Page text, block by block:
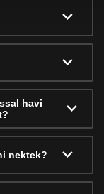
havi
nektek?